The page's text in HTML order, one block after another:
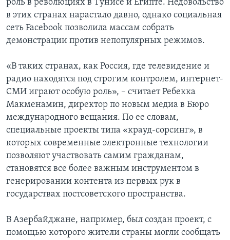
роль в революциях в Тунисе и Египте. Недовольство
в этих странах нарастало давно, однако социальная
сеть Facebook позволила массам собрать
демонстрации против непопулярных режимов.
«В таких странах, как Россия, где телевидение и
радио находятся под строгим контролем, интернет-
СМИ играют особую роль», – считает Ребекка
Макменамин, директор по новым медиа в Бюро
международного вещания. По ее словам,
специальные проекты типа «крауд-сорсинг», в
которых современные электронные технологии
позволяют участвовать самим гражданам,
становятся все более важным инструментом в
генерировании контента из первых рук в
государствах постсоветского пространства.
В Азербайджане, например, был создан проект, с
помощью которого жители страны могли сообщать